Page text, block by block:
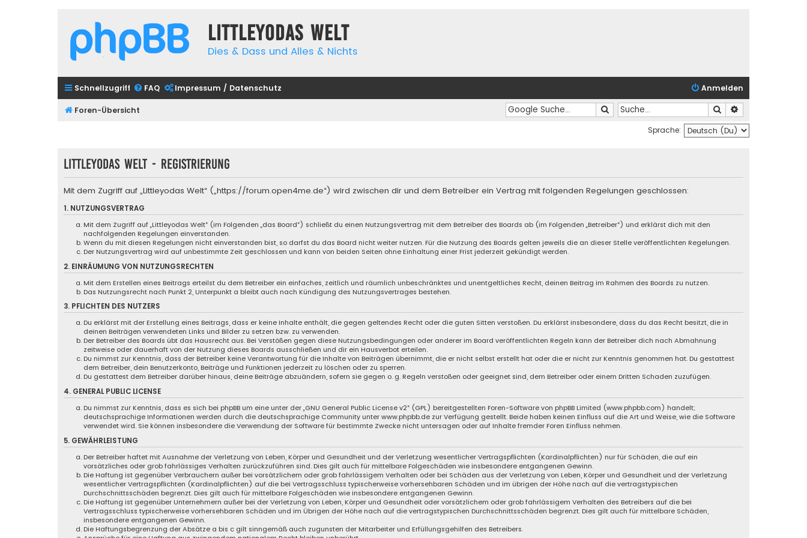
Littleyodas Welt
Dies & Dass und Alles & Nichts
Schnellzugriff FAQ Impressum / Datenschutz Anmelden
Foren-Übersicht Suche
Suche
Sprache:
Littleyodas Welt - Registrierung
Mit dem Zugriff auf „Littleyodas Welt“ („https://forum.open4me.de“) wird zwischen dir und dem Betreiber ein Vertrag mit folgenden Regelungen geschlossen:
1. NUTZUNGSVERTRAG
Mit dem Zugriff auf „Littleyodas Welt“ (im Folgenden „das Board“) schließt du einen Nutzungsvertrag mit dem Betreiber des Boards ab (im Folgenden „Betreiber“) und erklärst dich mit den
nachfolgenden Regelungen einverstanden.
Wenn du mit diesen Regelungen nicht einverstanden bist, so darfst du das Board nicht weiter nutzen. Für die Nutzung des Boards gelten jeweils die an dieser Stelle veröffentlichten Regelungen.
Der Nutzungsvertrag wird auf unbestimmte Zeit geschlossen und kann von beiden Seiten ohne Einhaltung einer Frist jederzeit gekündigt werden.
2. EINRÄUMUNG VON NUTZUNGSRECHTEN
Mit dem Erstellen eines Beitrags erteilst du dem Betreiber ein einfaches, zeitlich und räumlich unbeschränktes und unentgeltliches Recht, deinen Beitrag im Rahmen des Boards zu nutzen.
Das Nutzungsrecht nach Punkt 2, Unterpunkt a bleibt auch nach Kündigung des Nutzungsvertrages bestehen.
3. PFLICHTEN DES NUTZERS
Du erklärst mit der Erstellung eines Beitrags, dass er keine Inhalte enthält, die gegen geltendes Recht oder die guten Sitten verstoßen. Du erklärst insbesondere, dass du das Recht besitzt, die in
deinen Beiträgen verwendeten Links und Bilder zu setzen bzw. zu verwenden.
Der Betreiber des Boards übt das Hausrecht aus. Bei Verstößen gegen diese Nutzungsbedingungen oder anderer im Board veröffentlichten Regeln kann der Betreiber dich nach Abmahnung
zeitweise oder dauerhaft von der Nutzung dieses Boards ausschließen und dir ein Hausverbot erteilen.
Du nimmst zur Kenntnis, dass der Betreiber keine Verantwortung für die Inhalte von Beiträgen übernimmt, die er nicht selbst erstellt hat oder die er nicht zur Kenntnis genommen hat. Du gestattest
dem Betreiber, dein Benutzerkonto, Beiträge und Funktionen jederzeit zu löschen oder zu sperren.
Du gestattest dem Betreiber darüber hinaus, deine Beiträge abzuändern, sofern sie gegen o. g. Regeln verstoßen oder geeignet sind, dem Betreiber oder einem Dritten Schaden zuzufügen.
4. GENERAL PUBLIC LICENSE
Du nimmst zur Kenntnis, dass es sich bei phpBB um eine unter der „GNU General Public License v2“ (GPL) bereitgestellten Foren-Software von phpBB Limited (www.phpbb.com) handelt;
deutschsprachige Informationen werden durch die deutschsprachige Community unterwww.phpbb.de zur Verfügung gestellt. Beide haben keinen Einfluss auf die Art und Weise, wie die Software
verwendet wird. Sie können insbesondere die Verwendung der Software für bestimmte Zwecke nicht untersagen oder auf Inhalte fremder Foren Einfluss nehmen.
5. GEWÄHRLEISTUNG
Der Betreiber haftet mit Ausnahme der Verletzung von Leben, Körper und Gesundheit und der Verletzung wesentlicher Vertragspflichten (Kardinalpflichten) nur für Schäden, die auf ein
vorsätzliches oder grob fahrlässiges Verhalten zurückzuführen sind. Dies gilt auch für mittelbare Folgeschäden wie insbesondere entgangenen Gewinn.
Die Haftung ist gegenüber Verbrauchern außer bei vorsätzlichem oder grob fahrlässigem Verhalten oder bei Schäden aus der Verletzung von Leben, Körper und Gesundheit und der Verletzung
wesentlicher Vertragspflichten (Kardinalpflichten) auf die bei Vertragsschluss typischerweise vorhersehbaren Schäden und im übrigen der Höhe nach auf die vertragstypischen
Durchschnittsschäden begrenzt. Dies gilt auch für mittelbare Folgeschäden wie insbesondere entgangenen Gewinn.
Die Haftung ist gegenüber Unternehmern außer bei der Verletzung von Leben, Körper und Gesundheit oder vorsätzlichem oder grob fahrlässigem Verhalten des Betreibers auf die bei
Vertragsschluss typischerweise vorhersehbaren Schäden und im Übrigen der Höhe nach auf die vertragstypischen Durchschnittsschäden begrenzt. Dies gilt auch für mittelbare Schäden,
insbesondere entgangenen Gewinn.
Die Haftungsbegrenzung der Absätze a bis c gilt sinngemäß auch zugunsten der Mitarbeiter und Erfüllungsgehilfen des Betreibers.